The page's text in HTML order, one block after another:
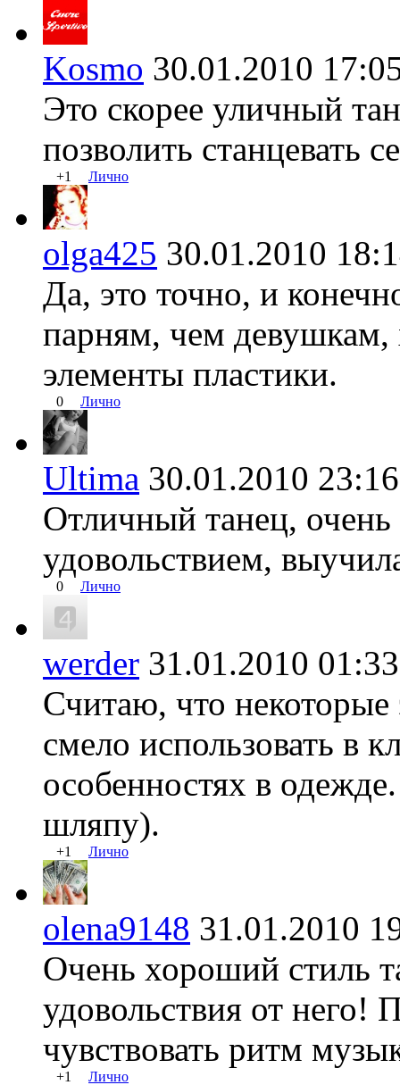
Kosmo 30.01.2010
Это скорее уличный
позволить станцевать
+1 Лично
olga425 30.01.2010
Да, это точно, и
парням, чем девушкам,
элементы пластики.
0 Лично
Ultima 30.01.2010
Отличный танец,
удовольствием,
0 Лично
werder 31.01.2010
Считаю, что
смело использовать в
особенностях в
шляпу).
+1 Лично
olena9148 31.01.2010
Очень хороший стиль
удовольствия от него!
чувствовать ритм
+1 Лично